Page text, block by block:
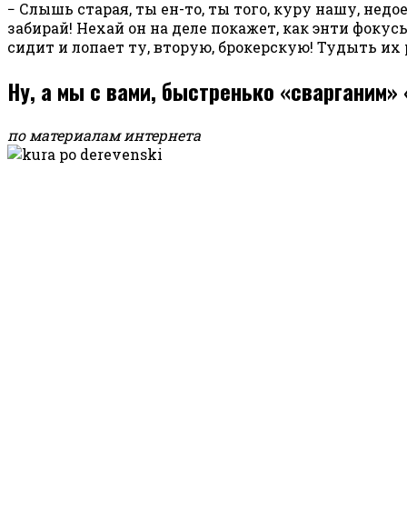
− Слышь старая, ты ен-то, ты того, куру нашу,
забирай! Нехай он на деле покажет, как энти
сидит и лопает ту, вторую, брокерскую! Тудыть их
Ну, а мы с вами, быстренько
по материалам интернета